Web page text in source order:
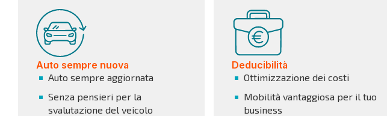
Auto sempre nuova
Auto sempre aggiornata
Senza pensieri per la
svalutazione del veicolo
Deducibilità
Ottimizzazione dei costi
Mobilità vantaggiosa per il tuo
business